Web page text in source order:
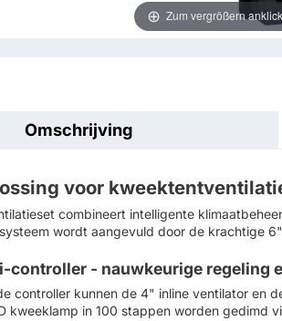
Zum vergrößern
Omschrijving
voor
combineert intelligente
wordt aangevuld door de krachtige
controller - nauwkeurige regeling
controller kunnen de 4" inline ventilator en
kweeklamp in 100 stappen worden